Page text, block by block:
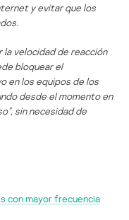
y evitar que los
la velocidad de reacción
bloquear el
en los equipos de los
desde el momento en
sin necesidad de
con mayor frecuencia